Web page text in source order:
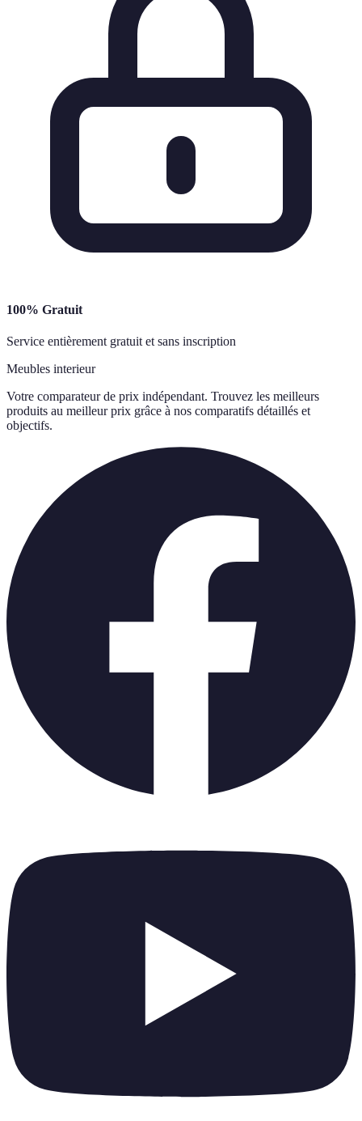
100% Gratuit
Service entièrement gratuit et sans inscription
Meubles interieur
Votre comparateur de prix indépendant. Trouvez les meilleurs
produits au meilleur prix grâce à nos comparatifs détaillés et
objectifs.